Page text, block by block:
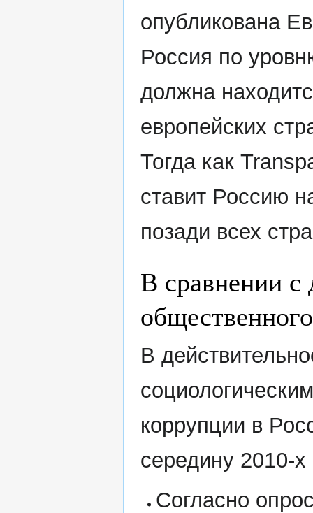
опубликована
Россия по
должна
европейских
Тогда как
ставит Россию
позади всех
В сравнении с
В
коррупции в
середину 2010-х
Согласно